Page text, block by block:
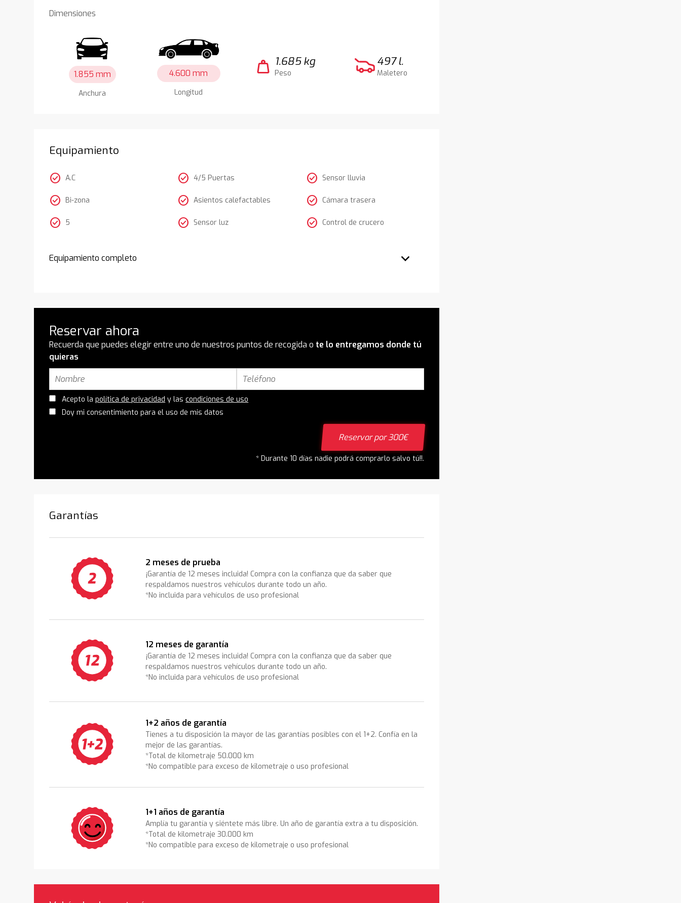
Dimensiones
1.855 mm
Anchura
4.600 mm
Longitud
weight 1.685 kg
Peso
497 l.
Maletero
Equipamiento
check_circle A.C
check_circle Bi-zona
check_circle 5
check_circle 4/5 Puertas
check_circle Asientos calefactables
check_circle Sensor luz
check_circle Sensor lluvia
check_circle Cámara trasera
check_circle Control de crucero
Equipamiento completo
Reservar ahora
Recuerda que puedes elegir entre uno de nuestros puntos de recogida o te lo entregamos donde tú
quieras
Acepto lapolítica de privacidad y lascondiciones de uso
Doy mi consentimiento para el uso de mis datos
Reservar por 300€
* Durante 10 días nadie podrá comprarlo salvo tú!!.
Garantías
2 meses de prueba
¡Garantía de 12 meses incluida! Compra con la confianza que da saber que
respaldamos nuestros vehículos durante todo un año.
*No incluida para vehículos de uso profesional
12 meses de garantía
¡Garantía de 12 meses incluida! Compra con la confianza que da saber que
respaldamos nuestros vehículos durante todo un año.
*No incluida para vehículos de uso profesional
1+2 años de garantía
Tienes a tu disposición la mayor de las garantías posibles con el 1+2. Confía en la
mejor de las garantías.
*Total de kilometraje 50.000 km
*No compatible para exceso de kilometraje o uso profesional
1+1 años de garantía
Amplía tu garantía y siéntete más libre. Un año de garantía extra a tu disposición.
*Total de kilometraje 30.000 km
*No compatible para exceso de kilometraje o uso profesional